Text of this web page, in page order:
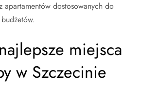
apartamentów dostosowanych do
miejsca
w Szczecinie